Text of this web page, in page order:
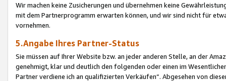
Wir machen keine Zusicherungen und übernehmen keine
mit dem Partnerprogramm erwarten können, und wir sind nicht für
vornehmen.
5.Angabe Ihres Partner-Status
Sie müssen auf Ihrer Website bzw. an jeder anderen Stelle, an der
genehmigt, klar und deutlich den folgenden oder einen im
Partner verdiene ich an qualifizierten Verkäufen“. Abgesehen von